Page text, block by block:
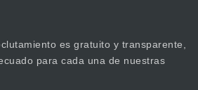
es gratuito y transparente,
para cada una de nuestras